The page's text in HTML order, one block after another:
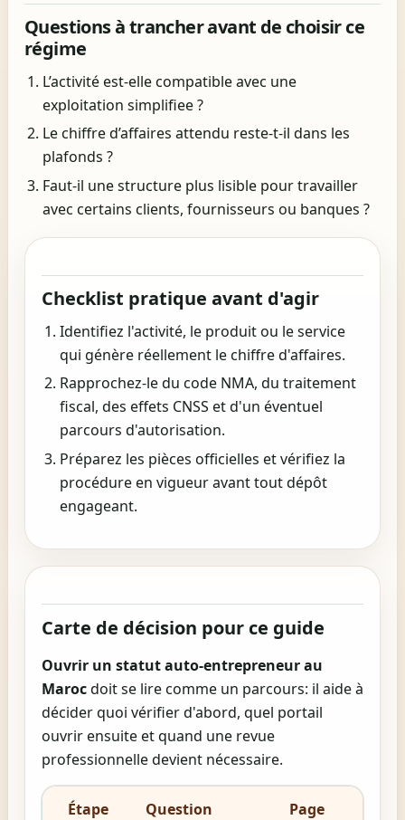
Questions à trancher avant de choisir ce
régime
L’activité est-elle compatible avec une
exploitation simplifiee ?
Le chiffre d’affaires attendu reste-t-il dans les
plafonds ?
Faut-il une structure plus lisible pour travailler
avec certains clients, fournisseurs ou banques ?
Checklist pratique avant d'agir
Identifiez l'activité, le produit ou le service
qui génère réellement le chiffre d'affaires.
Rapprochez-le du code NMA, du traitement
fiscal, des effets CNSS et d'un éventuel
parcours d'autorisation.
Préparez les pièces officielles et vérifiez la
procédure en vigueur avant tout dépôt
engageant.
Carte de décision pour ce guide
Ouvrir un statut auto-entrepreneur au
Marocdoit se lire comme un parcours: il aide à
décider quoi vérifier d'abord, quel portail
ouvrir ensuite et quand une revue
professionnelle devient nécessaire.
Étape
Question
Page